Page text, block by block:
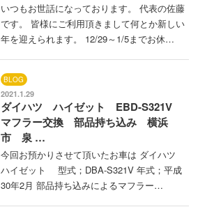
いつもお世話になっております。 代表の佐藤
です。 皆様にご利用頂きまして何とか新しい
年を迎えられます。 12/29～1/5までお休…
BLOG
2021.1.29
ダイハツ ハイゼット EBD-S321V
マフラー交換 部品持ち込み 横浜
市 泉 …
今回お預かりさせて頂いたお車は ダイハツ
ハイゼット 型式；DBA-S321V 年式；平成
30年2月 部品持ち込みによるマフラー…